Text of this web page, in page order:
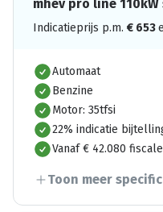
mhev pro line
Indicatieprijs p.m. € 653
Automaat
Benzine
Motor: 35tfsi
22% indicatie
Vanaf € 42.080
Toon meer